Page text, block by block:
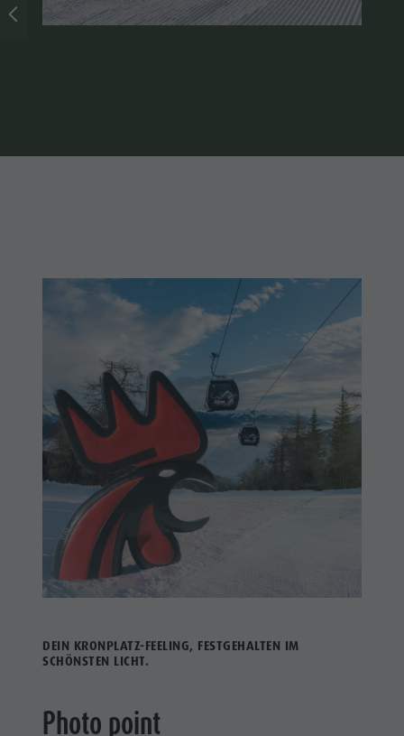
DEIN KRONPLATZ-FEELING, FESTGEHALTEN IM
SCHÖNSTEN LICHT.
Photo point